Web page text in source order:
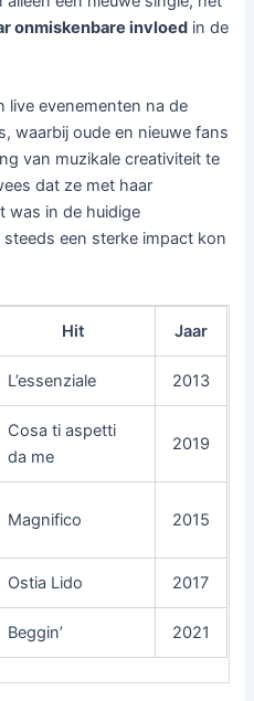
onmiskenbare invloed in de
live evenementen na de
waarbij oude en nieuwe fans
van muzikale creativiteit te
dat ze met haar
was in de huidige
een sterke impact kon
Hit Jaar
L’essenziale 2013
Cosa ti aspetti
da me
2019
Magnifico 2015
Ostia Lido 2017
Beggin’ 2021